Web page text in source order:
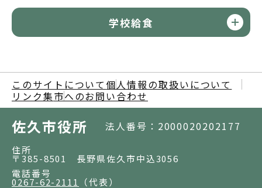
学校給食
このサイトについて 個人情報の取扱いについて
リンク集市へのお問い合わせ
佐久市役所 法人番号：2000020202177
住所
〒385-8501 長野県佐久市中込3056
電話番号
0267-62-2111 （代表）